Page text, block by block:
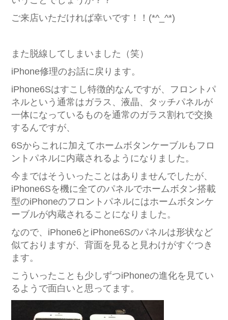
ご来店いただければ幸いです！！(*^_^*)
また脱線してしまいました（笑）
iPhone修理のお話に戻ります。
iPhone6Sはすこし特徴的なんですが、フロントパ
ネルという通常はガラス、液晶、タッチパネルが
一体になっているものを通常のガラス割れで交換
するんですが、
6Sからこれに加えてホームボタンケーブルもフロ
ントパネルに内蔵されるようになりました。
今まではそういったことはありませんでしたが、
iPhone6Sを機に全てのパネルでホームボタン搭載
型のiPhoneのフロントパネルにはホームボタンケ
ーブルが内蔵されることになりました。
なので、iPhone6とiPhone6Sのパネルは形状など
似ておりますが、背面を見ると見わけがすぐつき
ます。
こういったことも少しずつiPhoneの進化を見てい
るようで面白いと思ってます。